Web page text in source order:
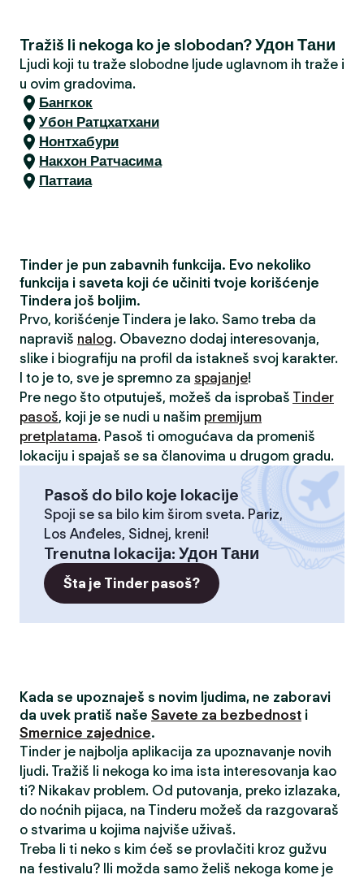
Tražiš li nekoga ko je slobodan? Удон Тани
Ljudi koji tu traže slobodne ljude uglavnom ih traže i
u ovim gradovima.
Бангкок
Убон Ратцхатхани
Нонтхабури
Накхон Ратчасима
Паттаиа
Tinder je pun zabavnih funkcija. Evo nekoliko
funkcija i saveta koji će učiniti tvoje korišćenje
Tindera još boljim.
Prvo, korišćenje Tindera je lako. Samo treba da
napraviš nalog. Obavezno dodaj interesovanja,
slike i biografiju na profil da istakneš svoj karakter.
I to je to, sve je spremno za spajanje!
Pre nego što otputuješ, možeš da isprobaš Tinder
pasoš, koji je se nudi u našim premijum
pretplatama. Pasoš ti omogućava da promeniš
lokaciju i spajaš se sa članovima u drugom gradu.
Pasoš do bilo koje lokacije
Spoji se sa bilo kim širom sveta. Pariz,
Los Anđeles, Sidnej, kreni!
Trenutna lokacija: Удон Тани
Šta je Tinder pasoš?
Kada se upoznaješ s novim ljudima, ne zaboravi
da uvek pratiš naše Savete za bezbednost i
Smernice zajednice.
Tinder je najbolja aplikacija za upoznavanje novih
ljudi. Tražiš li nekoga ko ima ista interesovanja kao
ti? Nikakav problem. Od putovanja, preko izlazaka,
do noćnih pijaca, na Tinderu možeš da razgovaraš
o stvarima u kojima najviše uživaš.
Treba li ti neko s kim ćeš se provlačiti kroz gužvu
na festivalu? Ili možda samo želiš nekoga kome je